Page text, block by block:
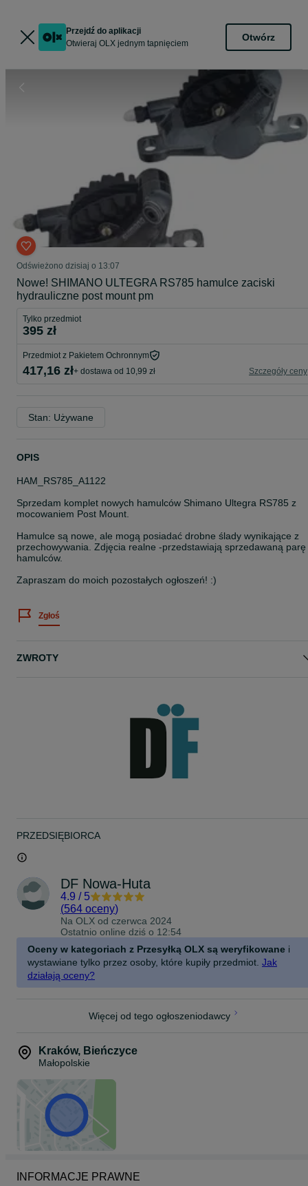
Przejdź do aplikacji
Otwieraj OLX jednym tapnięciem
Otwórz
Odświeżono dzisiaj o 13:07
Nowe! SHIMANO ULTEGRA RS785 hamulce zaciski
hydrauliczne post mount pm
Tylko przedmiot
395 zł
Przedmiot z Pakietem Ochronnym
417,16 zł+ dostawa od 10,99 zł Szczegóły ceny
Stan: Używane
OPIS
HAM_RS785_A1122
Sprzedam komplet nowych hamulców Shimano Ultegra RS785 z
mocowaniem Post Mount.
Hamulce są nowe, ale mogą posiadać drobne ślady wynikające z
przechowywania. Zdjęcia realne -przedstawiają sprzedawaną parę
hamulców.
Zapraszam do moich pozostałych ogłoszeń! :)
Zgłoś
ZWROTY
PRZEDSIĘBIORCA
DF Nowa-Huta
4.9 / 5
(564 oceny)
Na OLX od czerwca 2024
Ostatnio online dziś o 12:54
Oceny w kategoriach z Przesyłką OLX są weryfikowane i
wystawiane tylko przez osoby, które kupiły przedmiot. Jak
działają oceny?
Więcej od tego ogłoszeniodawcy
Kraków, Bieńczyce
Małopolskie
INFORMACJE PRAWNE